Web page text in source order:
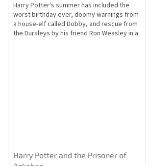
Harry Potter's summer has included the
worst birthday ever, doomy warnings from
a house-elf called Dobby, and rescue from
the Dursleys by his friend Ron Weasley in a
magical...
Harry Potter and the Prisoner of